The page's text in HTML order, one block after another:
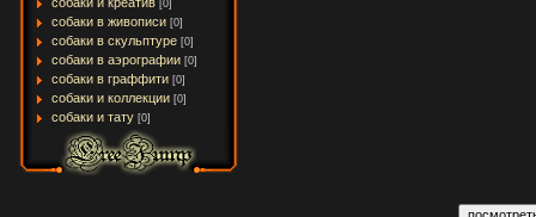
[0]
собаки в живописи [0]
собаки в скульптуре [0]
собаки в аэрографии [0]
собаки в граффити [0]
собаки и коллекции [0]
собаки и тату [0]